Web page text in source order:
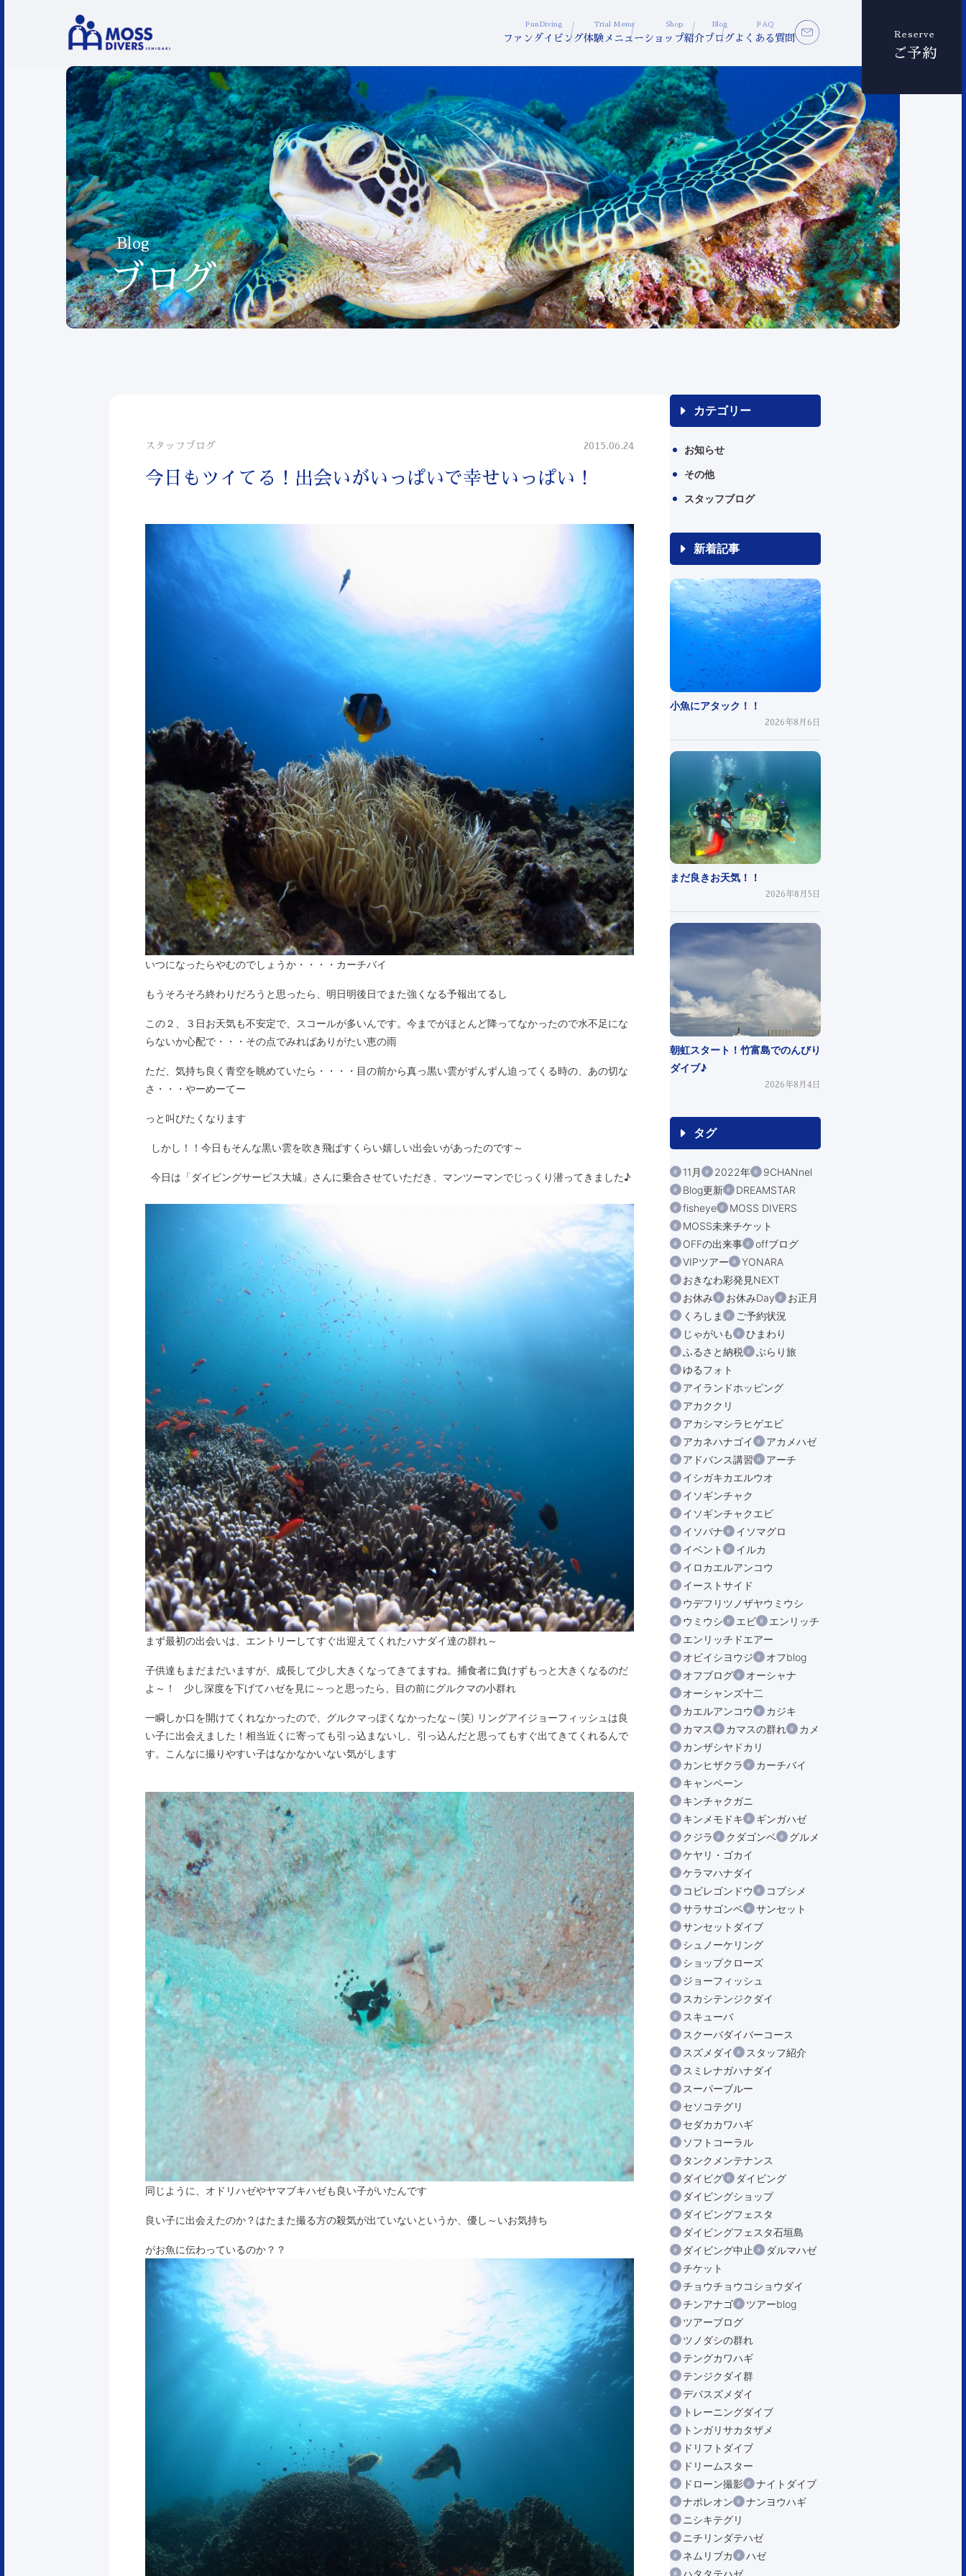
FunDiving
ファンダイビング
Trial Menu
体験メニュー
Shop
ショップ紹介
Blog
ブログ
FAQ
よくある質問 Reserve
ご予約
Blog
ブログ
スタッフブログ 2015.06.24
今日もツイてる！出会いがいっぱいで幸せいっぱい！
いつになったらやむのでしょうか・・・・カーチバイ
もうそろそろ終わりだろうと思ったら、明日明後日でまた強くなる予報出てるし
この２、３日お天気も不安定で、スコールが多いんです。今までがほとんど降ってなかったので水不足にな
らないか心配で・・・その点でみればありがたい恵の雨
ただ、気持ち良く青空を眺めていたら・・・・目の前から真っ黒い雲がずんずん迫ってくる時の、あの切な
さ・・・やーめーてー
っと叫びたくなります
しかし！！今日もそんな黒い雲を吹き飛ばすくらい嬉しい出会いがあったのです～
今日は「ダイビングサービス大城」さんに乗合させていただき、マンツーマンでじっくり潜ってきました♪
まず最初の出会いは、エントリーしてすぐ出迎えてくれたハナダイ達の群れ～
子供達もまだまだいますが、成長して少し大きくなってきてますね。捕食者に負けずもっと大きくなるのだ
よ～！ 少し深度を下げてハゼを見に～っと思ったら、目の前にグルクマの小群れ
一瞬しか口を開けてくれなかったので、グルクマっぽくなかったな～(笑) リングアイジョーフィッシュは良
い子に出会えました！相当近くに寄っても引っ込まないし、引っ込んだと思ってもすぐ出てきてくれるんで
す。こんなに撮りやすい子はなかなかいない気がします
同じように、オドリハゼやヤマブキハゼも良い子がいたんです
良い子に出会えたのか？はたまた撮る方の殺気が出ていないというか、優し～いお気持ち
がお魚に伝わっているのか？？
カテゴリー
お知らせ
その他
スタッフブログ
新着記事
小魚にアタック！！
2026年8月6日
まだ良きお天気！！
2026年8月5日
朝虹スタート！竹富島でのんびり
ダイブ♪
2026年8月4日
タグ
11月 2022年
9CHANnel
Blog更新
DREAMSTAR
fisheye
MOSS DIVERS
MOSS未来チケット
OFFの出来事
offブログ
VIPツアー
YONARA
おきなわ彩発見NEXT
お休み
お休みDay
お正月
くろしま
ご予約状況
じゃがいも
ひまわり
ふるさと納税
ぶらり旅
ゆるフォト
アイランドホッピング
アカククリ
アカシマシラヒゲエビ
アカネハナゴイ
アカメハゼ
アドバンス講習
アーチ
イシガキカエルウオ
イソギンチャク
イソギンチャクエビ
イソバナ
イソマグロ
イベント
イルカ
イロカエルアンコウ
イーストサイド
ウデフリツノザヤウミウシ
ウミウシ
エビ
エンリッチ
エンリッチドエアー
オビイシヨウジ
オフblog
オフブログ
オーシャナ
オーシャンズ十二
カエルアンコウ
カジキ
カマス
カマスの群れ
カメ
カンザシヤドカリ
カンヒザクラ
カーチバイ
キャンペーン
キンチャクガニ
キンメモドキ
ギンガハゼ
クジラ
クダゴンベ
グルメ
ケヤリ・ゴカイ
ケラマハナダイ
コビレゴンドウ
コブシメ
サラサゴンベ
サンセット
サンセットダイブ
シュノーケリング
ショップクローズ
ジョーフィッシュ
スカシテンジクダイ
スキューバ
スクーバダイバーコース
スズメダイ
スタッフ紹介
スミレナガハナダイ
スーパーブルー
セソコテグリ
セダカカワハギ
ソフトコーラル
タンクメンテナンス
ダイビグ
ダイビング
ダイビングショップ
ダイビングフェスタ
ダイビングフェスタ石垣島
ダイビング中止
ダルマハゼ
チケット
チョウチョウコショウダイ
チンアナゴ
ツアーblog
ツアーブログ
ツノダシの群れ
テングカワハギ
テンジクダイ群
デバスズメダイ
トレーニングダイブ
トンガリサカタザメ
ドリフトダイブ
ドリームスター
ドローン撮影
ナイトダイブ
ナポレオン
ナンヨウハギ
ニシキテグリ
ニチリンダテハゼ
ネムリブカ
ハゼ
ハタタテハゼ